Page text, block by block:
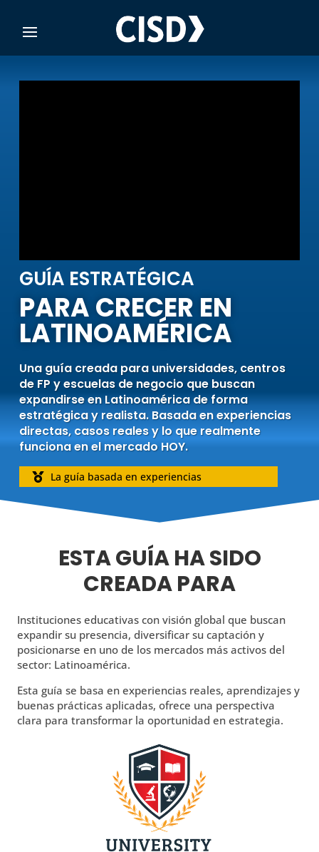
GUÍA ESTRATÉGICA
PARA CRECER EN
LATINOAMÉRICA
Una guía creada para universidades, centros
de FP y escuelas de negocio que buscan
expandirse en Latinoamérica de forma
estratégica y realista. Basada en experiencias
directas, casos reales y lo que realmente
funciona en el mercado HOY.
 La guía basada en experiencias
ESTA GUÍA HA SIDO
CREADA PARA
Instituciones educativas con visión global que buscan
expandir su presencia, diversificar su captación y
posicionarse en uno de los mercados más activos del
sector: Latinoamérica.
Esta guía se basa en experiencias reales, aprendizajes y
buenas prácticas aplicadas, ofrece una perspectiva
clara para transformar la oportunidad en estrategia.